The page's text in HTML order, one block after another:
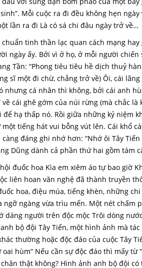
Mỗi cuộc ra đi đều không hẹn
lần ra đi Là có sá chi đâu ngày trở về…
tinh thần lạc quan cách mạng
ngày ấy. Bởi vì ở họ, ở mỗi người
Tần: “Phong tiêu tiêu hề dịch thuỷ
sĩ một đi chừ, chẳng trở về) Ôi, cái
nhưng cá nhân thì không, bởi cái anh
về cái ghê gớm của núi rừng (mà chắc
hạ thấp nó. Rồi giữa những kỷ niệm
tiếng hát vui bỗng vút lên. Cái khổ
đáng ghi nhớ hơn: “Nhớ ôi Tây
Dũng dành cả phần thứ hai gồm tám
đuốc hoa Kìa em xiêm áo tự bao giờ
liên hoan văn nghệ đã thành truyền
hoa, điệu múa, tiếng khèn, những
ngỡ ngàng vừa trìu mến. Một nét
dáng người trên độc mộc Trôi dòng
bộ đội Tây Tiến, một hình ảnh mà
thường hoặc độc đáo của cuộc Tây
hùm” Nếu cần sự độc đáo thì mấy từ
thật không? Hình ảnh anh bộ đội